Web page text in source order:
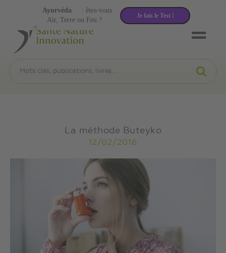
La méthode Buteyko
12/02/2016
Air, Terre ou Feu ?
Ayurvéda : êtes-vous
Je fais le Test !